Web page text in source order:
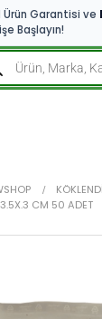
Ürün Garantisi ve
Başlayın!
CM 50 ADET